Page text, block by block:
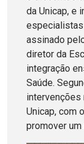
da Unicap, e
assinado
diretor da
integração
Saúde.
intervenções
Unicap, com
promover